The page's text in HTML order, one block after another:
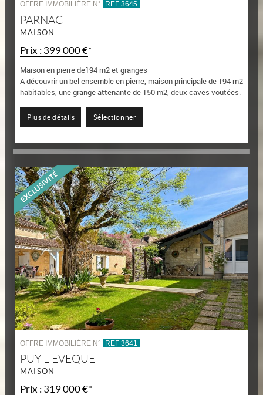
OFFRE IMMOBILIÈRE N° REF 3645
PARNAC
MAISON
Prix : 399 000 €*
Maison en pierre de194 m2 et granges
A découvrir un bel ensemble en pierre, maison principale de 194 m2
habitables, une grange attenante de 150 m2, deux caves voutées.
Plus de détails Sélectionner
OFFRE IMMOBILIÈRE N° REF 3641
PUY L EVEQUE
MAISON
Prix : 319 000 €*